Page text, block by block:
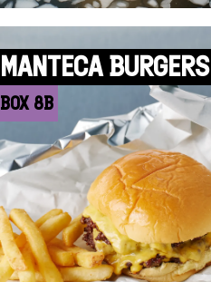
MANTECA BURGERS
BOX 8B
+INFO